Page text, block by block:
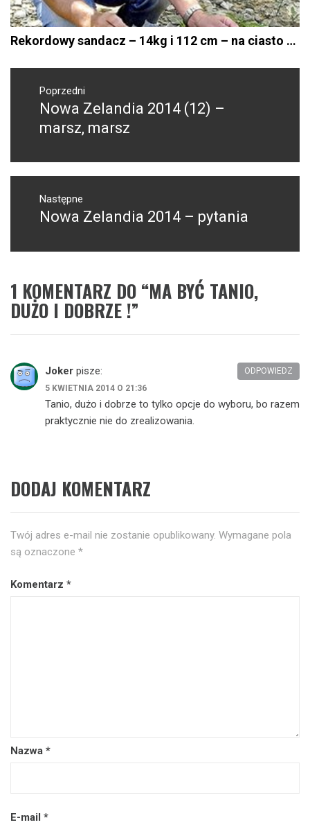
Rekordowy sandacz – 14kg i 112 cm – na ciasto …
Nawigacja
wpisuPoprzedni
Poprzedni
wpis:
Nowa Zelandia 2014 (12) –
marsz, marsz
Następne
Następny
Nowa Zelandia 2014 – pytania
1 KOMENTARZ DO “MA BYĆ TANIO,
DUŻO I DOBRZE !”
Joker pisze:
5 KWIETNIA 2014 O 21:36
Tanio, dużo i dobrze to tylko opcje do wyboru, bo razem
praktycznie nie do zrealizowania.
ODPOWIEDZ
DODAJ KOMENTARZ
Twój adres e-mail nie zostanie opublikowany. Wymagane pola
są oznaczone *
Komentarz *
Nazwa *
E-mail *